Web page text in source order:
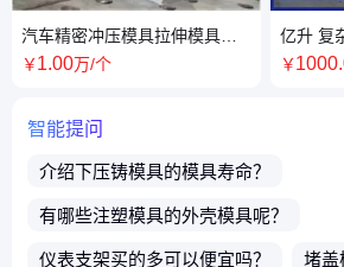
汽车精密冲压模具拉伸模具制
造 拉深冲压模具
￥1.00万/个
亿升 复
生产厂
￥1000
智能提问
介绍下压铸模具的模具寿命？
有哪些注塑模具的外壳模具呢？
仪表支架买的多可以便宜吗？ 堵盖